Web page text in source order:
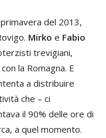
del 2013,
Mirko e Fabio
trevigiani,
la Romagna. E
a distribuire
che – ci
il 90% delle ore di
a quel momento.